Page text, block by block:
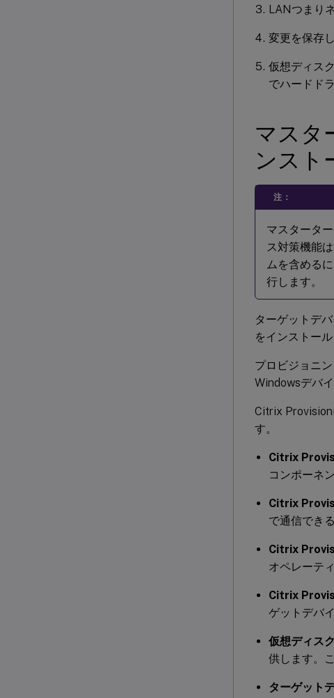
LANつまり
変更を保存
仮想ディス
でハードド
マスタ
ンスト
注：
マスタータ
ス対策機能
ムを含める
行します。
ターゲットデ
をインストー
プロビジョニ
Windowsデバ
Citrix
す。
Citrix
コンポーネ
Citrix
で通信でき
Citrix
オペレーテ
Citrix
ゲットデバ
仮想ディス
供します。
ターゲット